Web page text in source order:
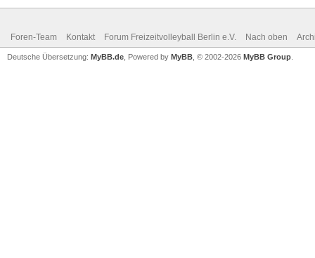
Foren-Team Kontakt Forum Freizeitvolleyball Berlin e.V. Nach oben
Deutsche Übersetzung: MyBB.de , Powered by MyBB , © 2002-2026 MyBB Group